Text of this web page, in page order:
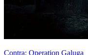
Contra: Operation Galuga